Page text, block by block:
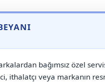
bağımsız özel
ithalatçı veya markanın
⚠️ Markadan